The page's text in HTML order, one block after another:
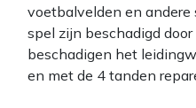
voetbalvelden en
spel zijn beschadigd
beschadigen het
en met de 4 tanden